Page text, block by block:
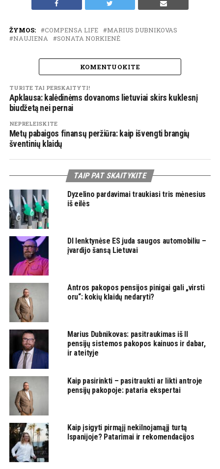
ŽYMOS: COMPENSA LIFE
MARIUS DUBNIKOVAS
NAUJIENA
SONATA NORKIENĖ
KOMENTUOKITE
TURITE TAI PERSKAITYTI!
Apklausa: kalėdinėms dovanoms lietuviai skirs kuklesnį
biudžetą nei pernai
NEPRELEISKITE
Metų pabaigos finansų peržiūra: kaip išvengti brangių
šventinių klaidų
TAIP PAT SKAITYKITE
Dyzelino pardavimai traukiasi tris mėnesius
iš eilės
DI lenktynėse ES juda saugos automobiliu –
įvardijo šansą Lietuvai
Antros pakopos pensijos pinigai gali „virsti
oru“: kokių klaidų nedaryti?
Marius Dubnikovas: pasitraukimas iš II
pensijų sistemos pakopos kainuos ir dabar,
ir ateityje
Kaip pasirinkti – pasitraukti ar likti antroje
pensijų pakopoje: pataria ekspertai
Kaip įsigyti pirmąjį nekilnojamąjį turtą
Ispanijoje? Patarimai ir rekomendacijos